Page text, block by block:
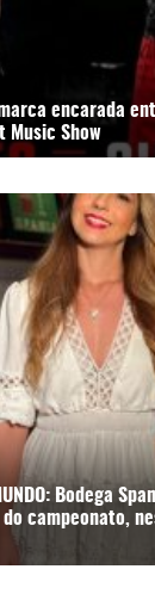
encarada
Music Show
Bodega
campeonato,